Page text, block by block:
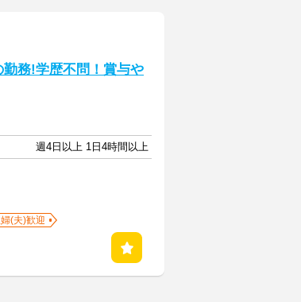
勤務!学歴不問！賞与や
週4日以上 1日4時間以上
(夫)歓迎